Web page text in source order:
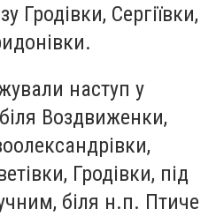
Гродівки, Сергіївки,
наступ у
Воздвиженки,
Гродівки, під
біля н.п. Птиче